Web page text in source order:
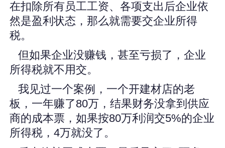
在扣除所有员工工资、各项支出后企业依
然是盈利状态，那么就需要交企业所得
税。
但如果企业没赚钱，甚至亏损了，企业
所得税就不用交。
我见过一个案例，一个开建材店的老
板，一年赚了80万，结果财务没拿到供应
商的成本票，如果按80万利润交5%的企业
所得税，4万就没了。